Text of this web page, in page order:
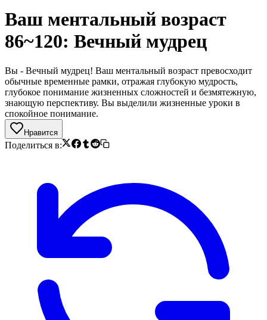
Ваш ментальный возраст
86~120: Вечный мудрец
Вы - Вечный мудрец! Ваш ментальный возраст превосходит
обычные временные рамки, отражая глубокую мудрость,
глубокое понимание жизненных сложностей и безмятежную,
знающую перспективу. Вы выделили жизненные уроки в
спокойное понимание.
Нравится
Поделиться в: